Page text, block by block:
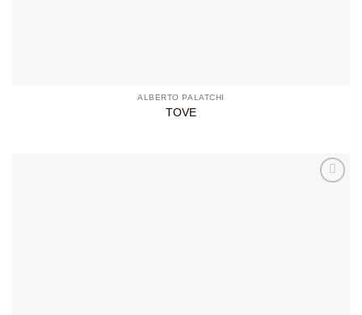
ALBERTO PALATCHI
TOVE